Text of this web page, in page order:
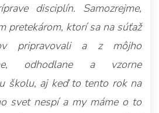
disciplín. Samozrejme,
pretekárom, ktorí sa na súťaž
pripravovali a z môjho
odhodlane a vzorne
školu, aj keď to tento rok na
svet nespí a my máme o to